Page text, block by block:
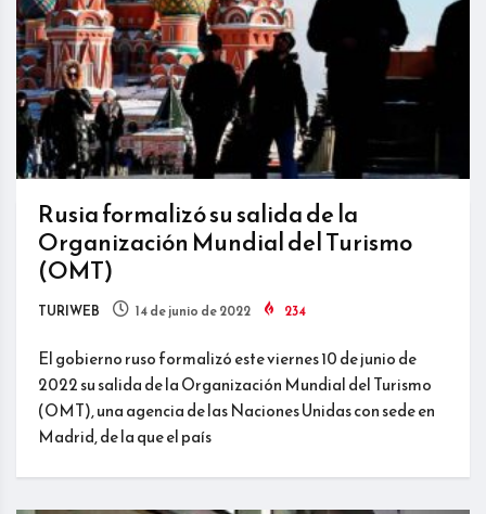
Rusia formalizó su salida de la
Organización Mundial del Turismo
(OMT)
TURIWEB 14 de junio de 2022 234
El gobierno ruso formalizó este viernes 10 de junio de
2022 su salida de la Organización Mundial del Turismo
(OMT), una agencia de las Naciones Unidas con sede en
Madrid, de la que el país